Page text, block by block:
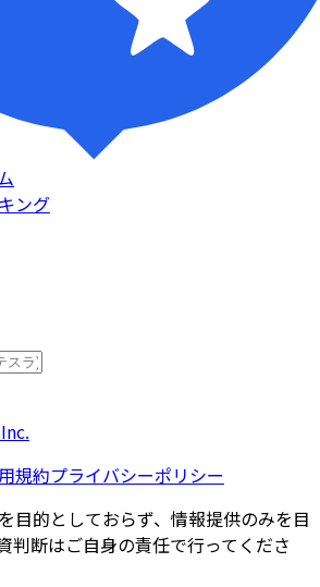
ング
規約プライバシーポリシー
目的としておらず、情報提供のみを目
判断はご自身の責任で行ってくださ